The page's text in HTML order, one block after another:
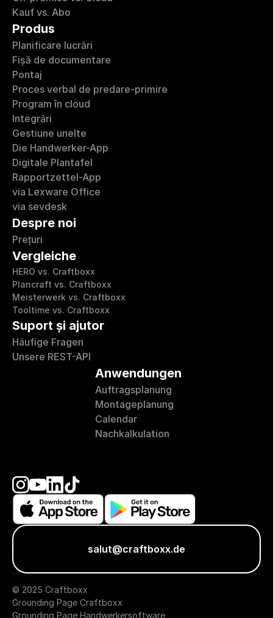
Kauf vs. Abo
Produs
Planificare lucrări
Fișă de documentare
Pontaj
Proces verbal de predare-primire
Program în cloud
Integrări
Gestiune unelte
Die Handwerker-App
Digitale Plantafel
Rapportzettel-App
via Lexware Office
via sevdesk
Despre noi
Prețuri
Vergleiche
HERO vs. Craftboxx
Plancraft vs. Craftboxx
Meisterwerk vs. Craftboxx
Tooltime vs. Craftboxx
Suport și ajutor
Häufige Fragen
Unsere REST-API
Anwendungen
Auftragsplanung
Montageplanung
Calendar
Nachkalkulation
salut@craftboxx.de
© 2025 Craftboxx
Grounding Page Craftboxx
Grounding Page Handwerkersoftware